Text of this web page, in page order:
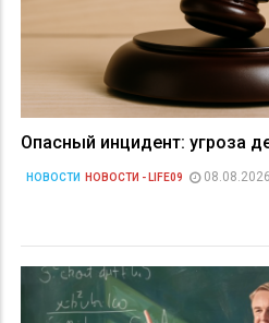
Опасный инцидент: угроза
НОВОСТИ НОВОСТИ - LIFE09 08.08.2026